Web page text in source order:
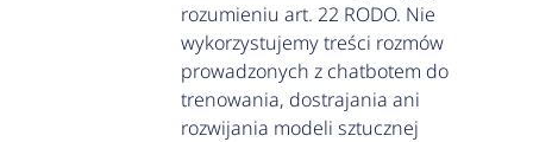
rozumieniu art. 22 RODO. Nie
wykorzystujemy treści rozmów
prowadzonych z chatbotem do
trenowania, dostrajania ani
rozwijania modeli sztucznej